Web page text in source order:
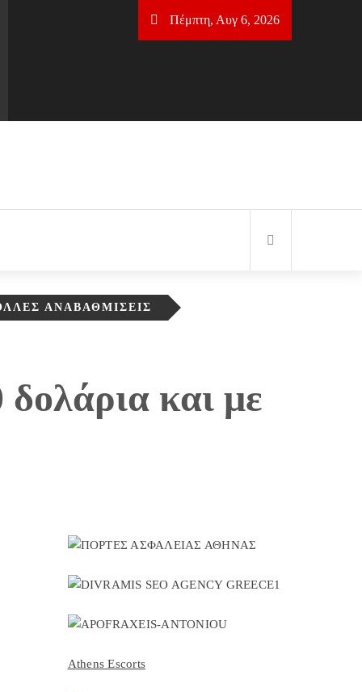
Πέμπτη, Αυγ 6, 2026
ΑΝΑΒΑΘΜΊΣΕΙΣ
και με
Athens Escorts